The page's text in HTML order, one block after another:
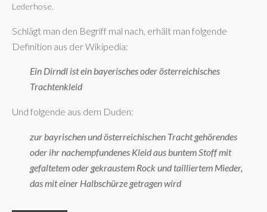
Lederhose.
Schlägt man den Begriff mal nach, erhält man folgende
Definition aus der Wikipedia:
Ein Dirndl ist ein bayerisches oder österreichisches
Trachtenkleid
Und folgende aus dem Duden:
zur bayrischen und österreichischen Tracht gehörendes
oder ihr nachempfundenes Kleid aus buntem Stoff mit
gefaltetem oder gekraustem Rock und tailliertem Mieder,
das mit einer Halbschürze getragen wird